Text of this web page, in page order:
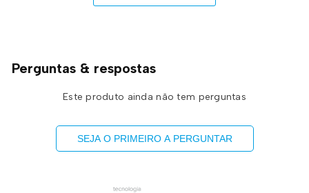
Perguntas & respostas
Este produto ainda não tem perguntas
SEJA O PRIMEIRO A PERGUNTAR